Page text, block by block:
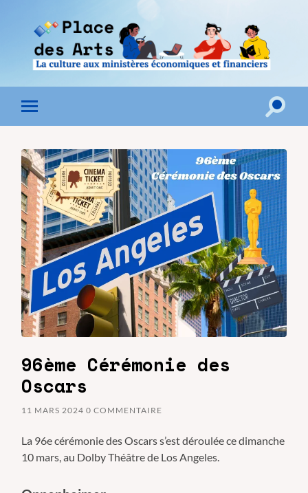
Toggle
mobile
Toggle
96ème Cérémonie des
Oscars
11 MARS 2024 0 COMMENTAIRE
La 96e cérémonie des Oscars s’est déroulée ce dimanche
10 mars, au Dolby Théâtre de Los Angeles.